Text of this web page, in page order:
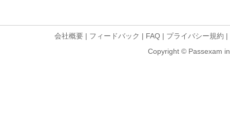
会社概要 | フィードバック | FAQ | プライバシー規約 |
Copyright © Passexam